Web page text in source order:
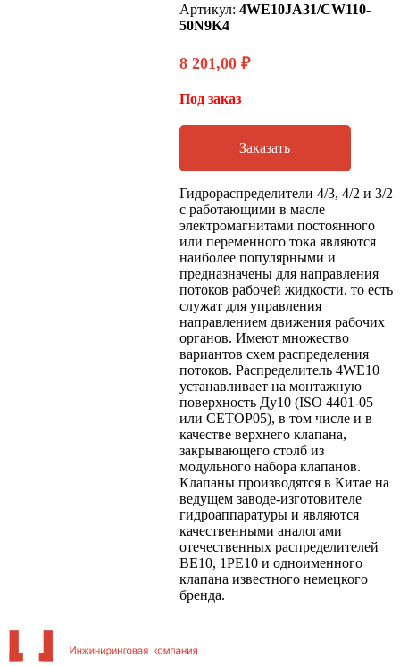
Артикул: 4WE10JA31/CW110-
50N9K4
8 201,00 ₽
Под заказ
Заказать
Гидрораспределители 4/3, 4/2 и 3/2
с работающими в масле
электромагнитами постоянного
или переменного тока являются
наиболее популярными и
предназначены для направления
потоков рабочей жидкости, то есть
служат для управления
направлением движения рабочих
органов. Имеют множество
вариантов схем распределения
потоков. Распределитель 4WE10
устанавливает на монтажную
поверхность Ду10 (ISO 4401-05
или CETOP05), в том числе и в
качестве верхнего клапана,
закрывающего столб из
модульного набора клапанов.
Клапаны производятся в Китае на
ведущем заводе-изготовителе
гидроаппаратуры и являются
качественными аналогами
отечественных распределителей
ВЕ10, 1РЕ10 и одноименного
клапана известного немецкого
бренда.